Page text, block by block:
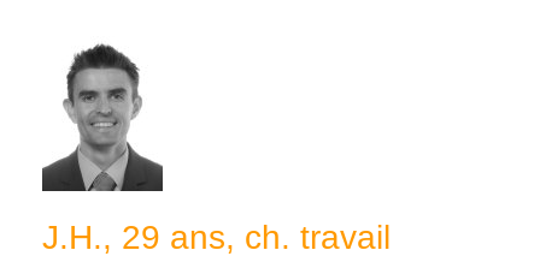
J.H., 29 ans, ch. travail